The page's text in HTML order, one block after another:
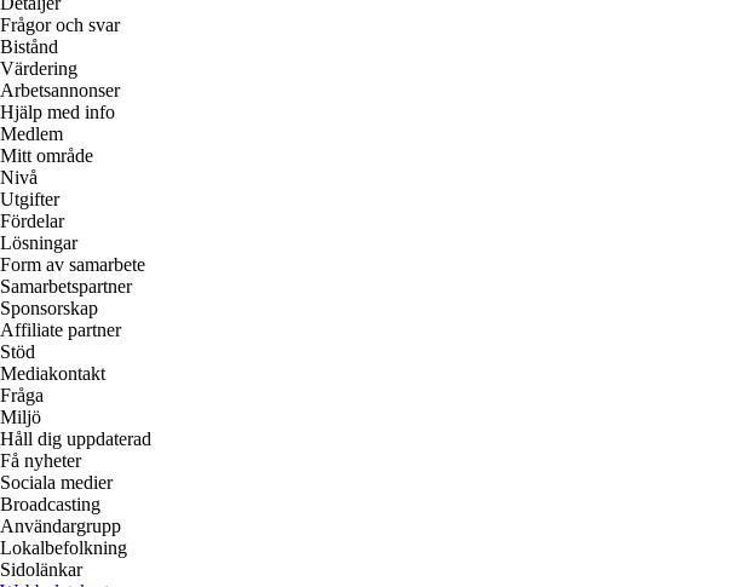
Frågor och svar
Bistånd
Värdering
Arbetsannonser
Hjälp med info
Medlem
Mitt område
Nivå
Utgifter
Fördelar
Lösningar
Form av samarbete
Samarbetspartner
Sponsorskap
Affiliate partner
Stöd
Mediakontakt
Fråga
Miljö
Håll dig uppdaterad
Få nyheter
Sociala medier
Broadcasting
Användargrupp
Lokalbefolkning
Sidolänkar